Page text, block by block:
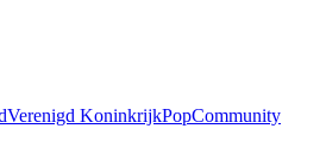
Verenigd KoninkrijkPopCommunity